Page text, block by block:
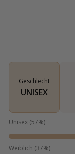
Geschlecht
UNISEX
Unisex (57%)
Weiblich (37%)